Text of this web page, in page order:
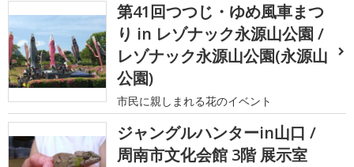
第41回つつじ・ゆめ風車まつ
り in レゾナック永源山公園 /
レゾナック永源山公園(永源山
公園)
市民に親しまれる花のイベント
ジャングルハンターin山口 /
周南市文化会館 3階 展示室